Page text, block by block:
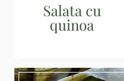
Salata cu
quinoa